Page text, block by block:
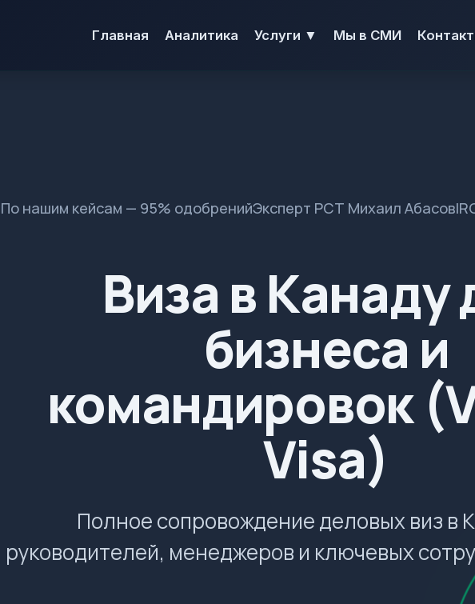
Главная Аналитика Услуги ▼ Мы в СМИ
По нашим кейсам — 95% одобренийЭксперт РСТ Михаил Абасов
Виза в Канаду
бизнеса и
командировок
Visa)
Полное сопровождение деловых виз в
руководителей, менеджеров и ключевых